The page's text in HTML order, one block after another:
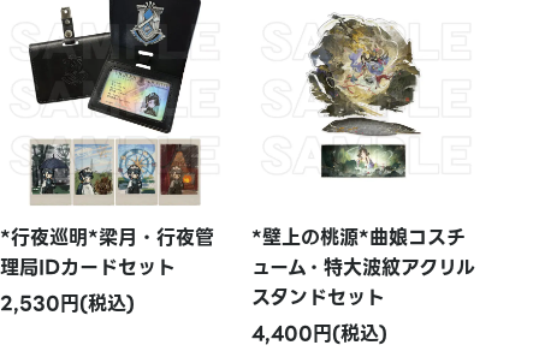
*行夜巡明*梁月・行夜管
理局IDカードセット
2,530円(税込)
*壁上の桃源*曲娘コスチ
ューム・特大波紋アクリル
スタンドセット
4,400円(税込)